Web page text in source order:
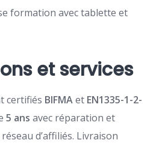
formation avec tablette et
et services
certifiés BIFMAet EN1335-1-2-
5 ans avec réparation et
d’affiliés. Livraison